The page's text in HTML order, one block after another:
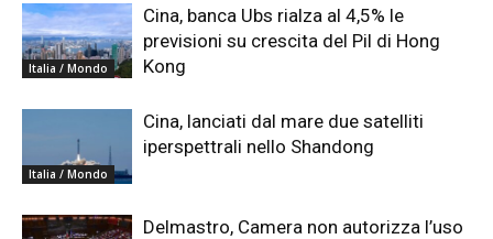
Italia / Mondo
Cina, banca Ubs rialza al 4,5% le
previsioni su crescita del Pil di Hong
Kong
Italia / Mondo
Cina, lanciati dal mare due satelliti
iperspettrali nello Shandong
Delmastro, Camera non autorizza l’uso